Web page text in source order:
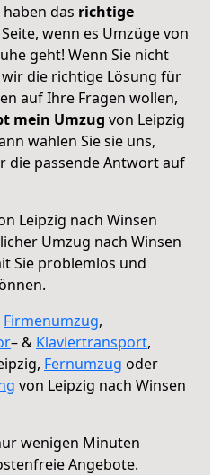
das richtige
wenn es Umzüge von
geht! Wenn Sie nicht
die richtige Lösung für
auf Ihre Fragen wollen,
mein Umzug von Leipzig
wählen Sie sie uns,
die passende Antwort auf
Leipzig nach Winsen
Umzug nach Winsen
Sie problemlos und
Firmenumzug,
– & Klaviertransport,
Fernumzug oder
von Leipzig nach Winsen
wenigen Minuten
Angebote.